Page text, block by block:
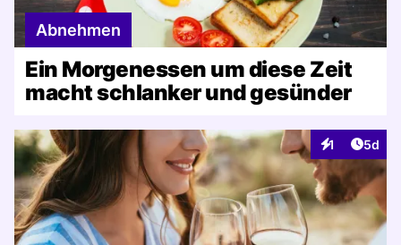
Abnehmen
Ein Morgenessen um diese Zeit
macht schlanker und gesünder
1
Interaktionen
5d